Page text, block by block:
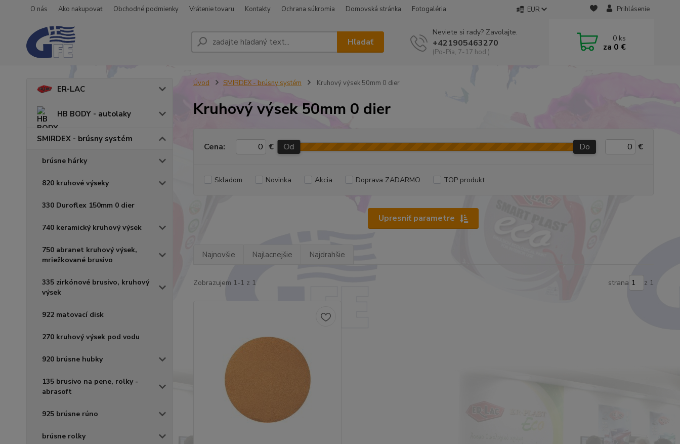
O nás Ako nakupovať Obchodné podmienky Vrátenie tovaru Kontakty Ochrana súkromia Domovská stránka Fotogaléria EUR Prihlásenie
Hľadať
Neviete si rady? Zavolajte.
+421905463270
(Po-Pia, 7-17 hod.)
0 ks
za 0 €
ER-LAC
HB BODY - autolaky
SMIRDEX - brúsny systém
brúsne hárky
820 kruhové výseky
330 Duroflex 150mm 0 dier
740 keramický kruhový výsek
750 abranet kruhový výsek,
mriežkované brusivo
335 zirkónové brusivo, kruhový
výsek
922 matovací disk
270 kruhový výsek pod vodu
920 brúsne hubky
135 brusivo na pene, rolky -
abrasoft
925 brúsne rúno
brúsne rolky
Úvod SMIRDEX - brúsny systém Kruhový výsek 50mm 0 dier
Kruhový výsek 50mm 0 dier
Upresniť parametre
Cena: € Od Do €
Skladom Novinka Akcia Doprava ZADARMO TOP produkt
Najnovšie Najlacnejšie Najdrahšie
Zobrazujem 1-1 z 1 strana z 1